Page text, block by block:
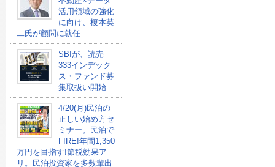
活用領域の強化
に向け、榎本英
二氏が顧問に就任
SBIが、読売
333インデック
ス・ファンド募
集取扱い開始
4/20(月)民泊の
正しい始め方セ
ミナー。民泊で
FIRE!年間1,350
万円を目指す!節税効果ア
リ。民泊投資家を多数輩出